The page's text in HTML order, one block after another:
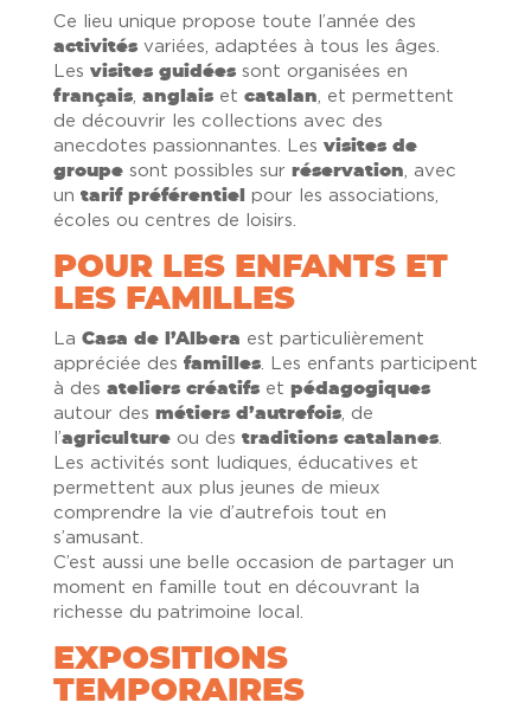
Ce lieu unique propose toute l’année des
activitésvariées, adaptées à tous les âges.
Les visites guidéessont organisées en
français, anglaiset catalan, et permettent
de découvrir les collections avec des
anecdotes passionnantes. Les visites de
groupesont possibles sur réservation, avec
un tarif préférentiel
pour les associations,
écoles ou centres de loisirs.
POUR LES ENFANTS ET
LES FAMILLES
La Casa de l’Albera est particulièrement
appréciée des familles. Les enfants participent
à des ateliers créatifset pédagogiques
autour des métiers d’autrefois, de
l’agricultureou des traditions catalanes.
Les activités sont ludiques, éducatives et
permettent aux plus jeunes de mieux
comprendre la vie d’autrefois tout en
s’amusant.
C’est aussi une belle occasion de partager un
moment en famille tout en découvrant la
richesse du patrimoine local.
EXPOSITIONS
TEMPORAIRES